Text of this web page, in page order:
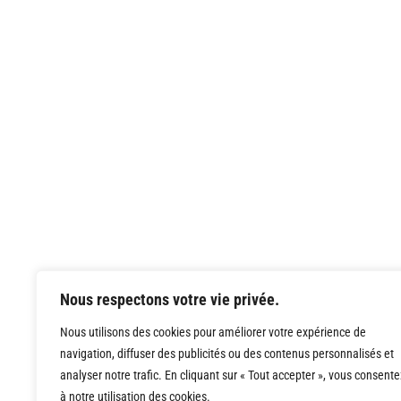
Nous respectons votre vie privée.
Nous utilisons des cookies pour améliorer votre expérience de
navigation, diffuser des publicités ou des contenus personnalisés et
analyser notre trafic. En cliquant sur « Tout accepter », vous
à notre utilisation des cookies.